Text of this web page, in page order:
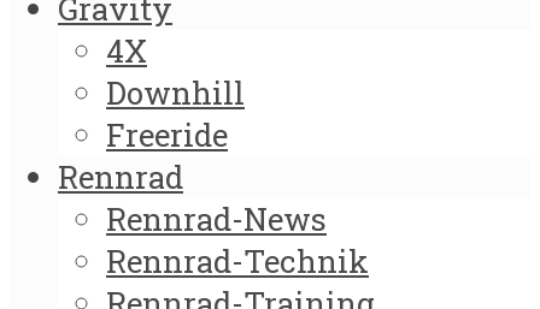
4X
Downhill
Freeride
Rennrad
Rennrad-News
Rennrad-Technik